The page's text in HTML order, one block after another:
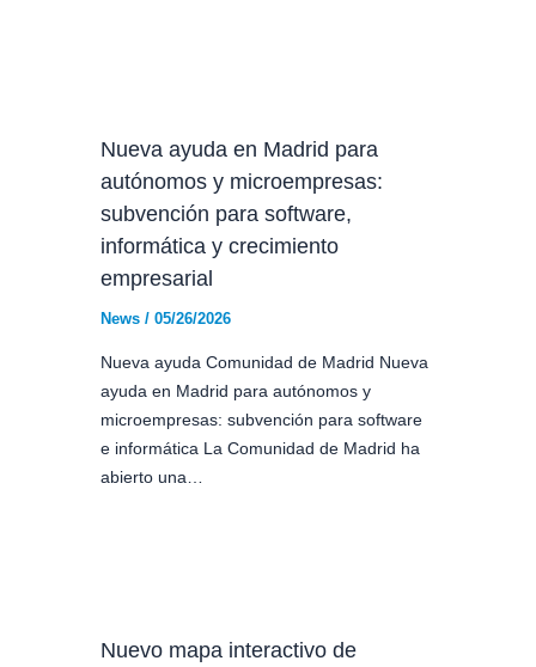
Nueva ayuda en Madrid para
autónomos y microempresas:
subvención para software,
informática y crecimiento
empresarial
News / 05/26/2026
Nueva ayuda Comunidad de Madrid Nueva
ayuda en Madrid para autónomos y
microempresas: subvención para software
e informática La Comunidad de Madrid ha
abierto una…
Nuevo mapa interactivo de